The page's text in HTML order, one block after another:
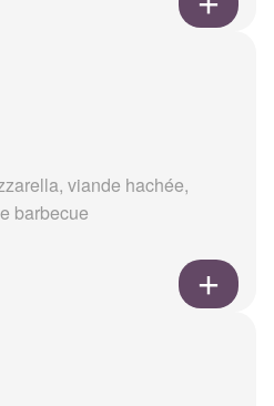
viande hachée,
barbecue